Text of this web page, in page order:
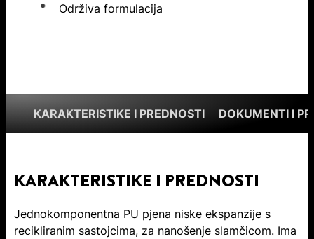
Održiva formulacija
KARAKTERISTIKE I PREDNOSTI DOKUMENTI I
KARAKTERISTIKE I PREDNOSTI
Jednokomponentna PU pjena niske ekspanzije s
recikliranim sastojcima, za nanošenje slamčicom. Ima